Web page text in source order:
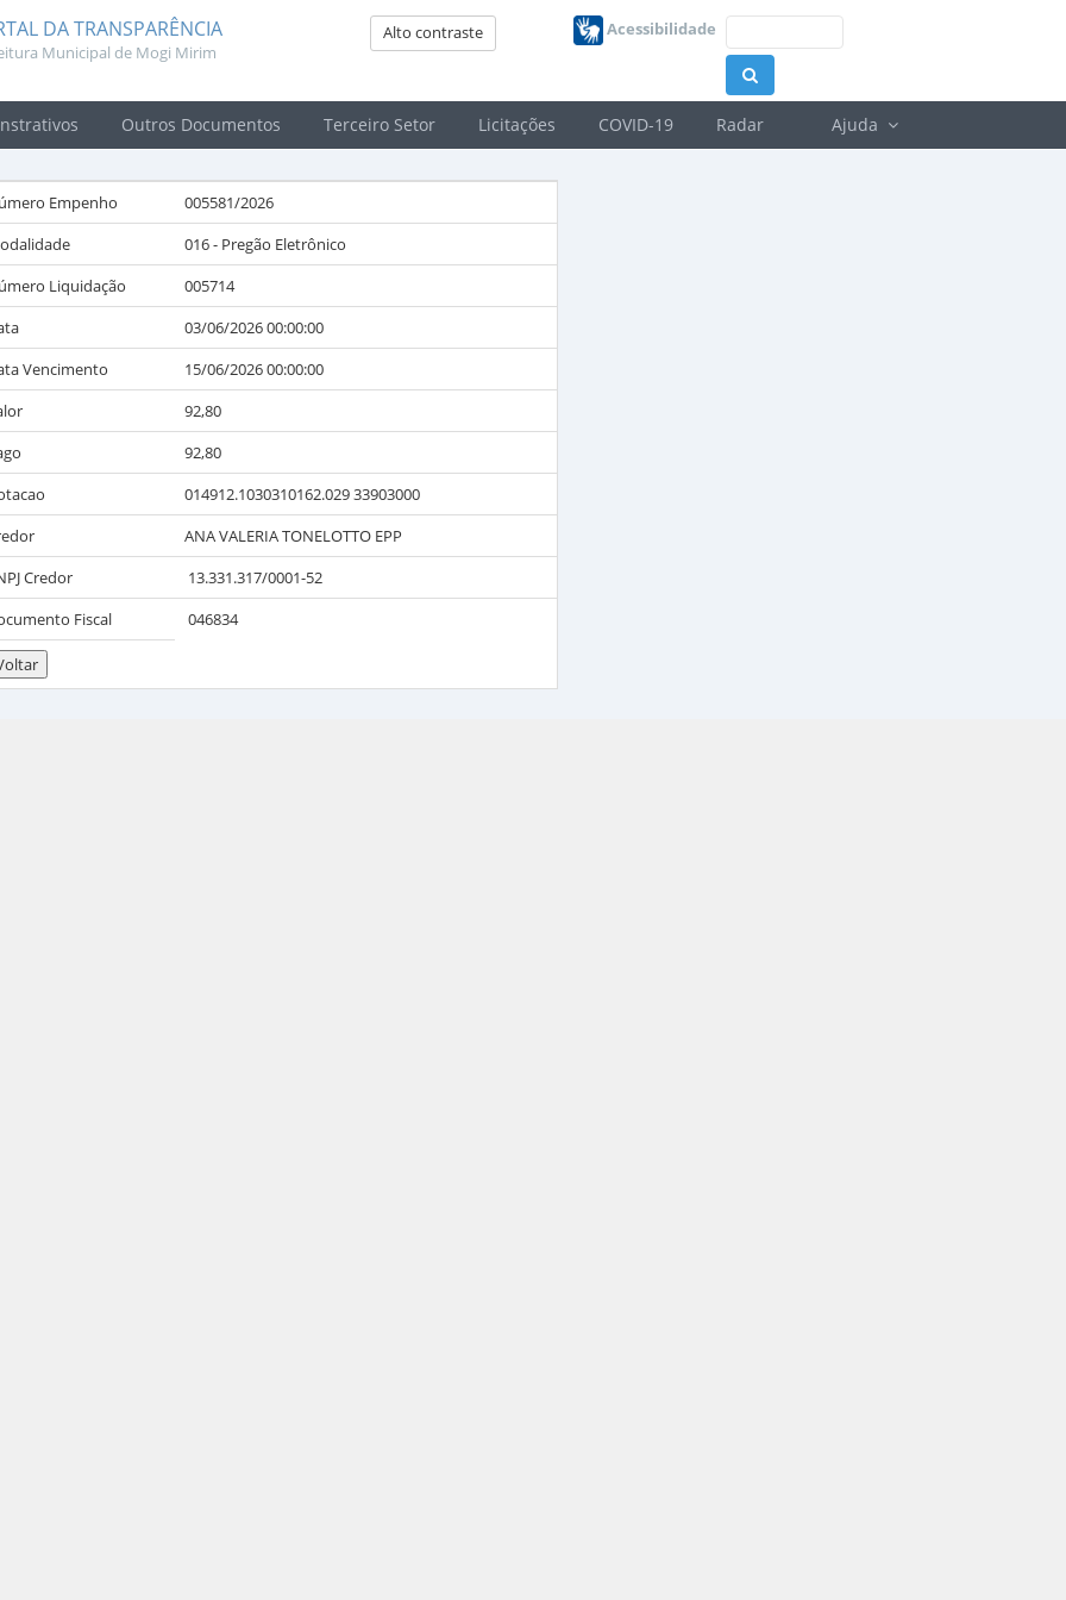
DA TRANSPARÊNCIA
Municipal de Mogi Mirim
Alto contraste Acessibilidade
Outros Documentos Terceiro Setor Licitações COVID-19 Radar Ajuda
Empenho
005581/2026
016 - Pregão Eletrônico
Liquidação
005714
03/06/2026 00:00:00
Vencimento
15/06/2026 00:00:00
92,80
92,80
014912.1030310162.029 33903000
ANA VALERIA TONELOTTO EPP
Credor
13.331.317/0001-52
Fiscal
046834